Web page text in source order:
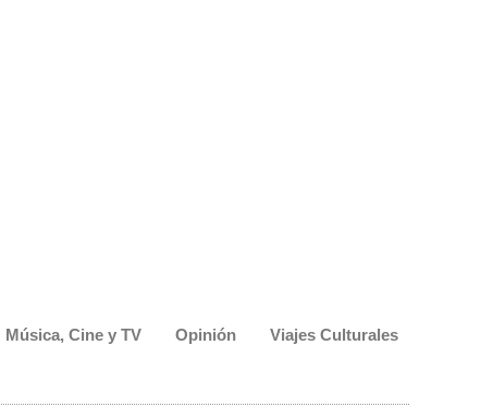
Música, Cine y TV Opinión Viajes Culturales